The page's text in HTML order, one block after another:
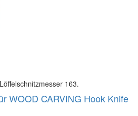
163.
WOOD CARVING Hook Knife